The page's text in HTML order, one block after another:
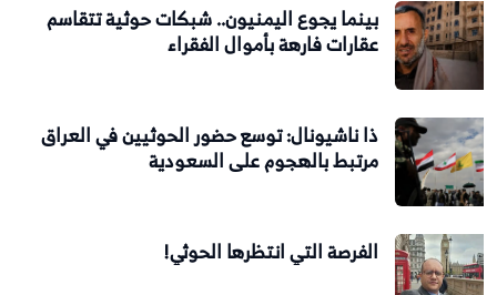
بينما يجوع اليمنيون.. شبكات حوثية تتقاسم
عقارات فارهة بأموال الفقراء
ذا ناشيونال: توسع حضور الحوثيين في العراق
مرتبط بالهجوم على السعودية
الفرصة التي انتظرها الحوثي!